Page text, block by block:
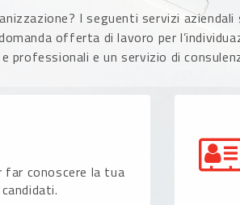
I seguenti servizi
offerta di lavoro per
professionali e un servizio di
far conoscere la tua